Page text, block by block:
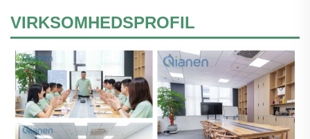
VIRKSOMHEDSPROFIL